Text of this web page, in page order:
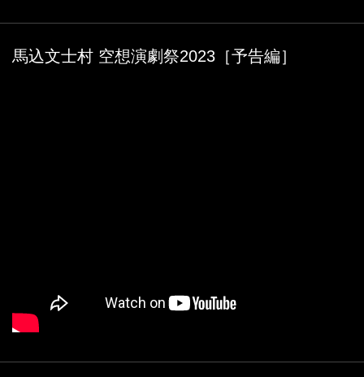
馬込文士村 空想演劇祭2023［予告編］